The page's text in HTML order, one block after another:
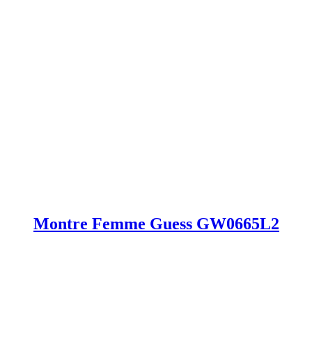
Montre Femme Guess GW0665L2